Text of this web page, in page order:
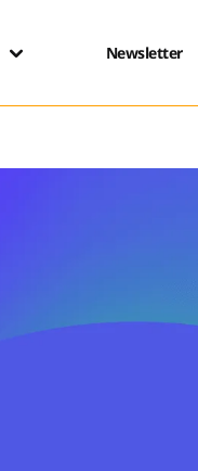
Newsletter